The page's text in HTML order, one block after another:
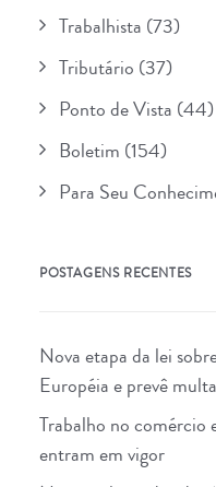
Trabalhista (73)
Tributário (37)
Ponto de Vista (44)
Boletim (154)
Para Seu
POSTAGENS RECENTES
Nova etapa da lei
Européia e prevê
Trabalho no comércio
entram em vigor